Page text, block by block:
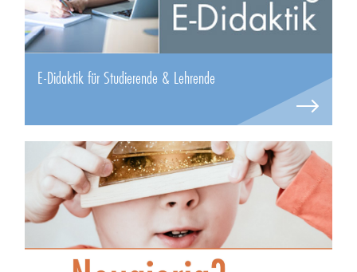
E-Didaktik für Studierende & Lehrende